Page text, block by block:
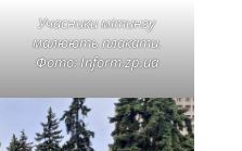
Учасники мітингу
малюють плакати.
Фото: Inform.zp.ua